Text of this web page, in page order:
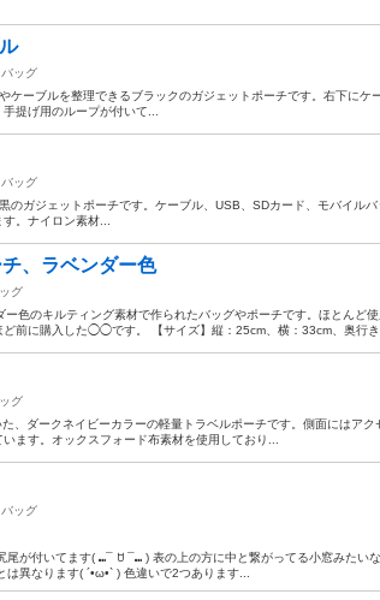
バッグ
ケーブルを整理できるブラックのガジェットポーチです。右下にケ
提げ用のループが付いて...
バッグ
のガジェットポーチです。ケーブル、USB、SDカード、モバイル
。ナイロン素材...
、ラベンダー色
グ
ー色のキルティング素材で作られたバッグやポーチです。ほとんど
前に購入した◯◯です。 【サイズ】縦：25cm、横：33cm、奥行き
グ
、ダークネイビーカラーの軽量トラベルポーチです。側面にはアク
ます。オックスフォード布素材を使用しており...
バッグ
が付いてます( ⑉¯ ꇴ ¯⑉ ) 表の上の方に中と繋がってる小窓みたい
異なります( ´•ω•` ) 色違いで2つあります...